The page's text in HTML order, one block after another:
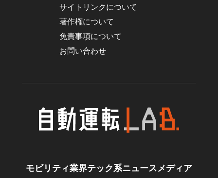
サイトリンクについて
著作権について
免責事項について
お問い合わせ
モビリティ業界テック系ニュースメディア